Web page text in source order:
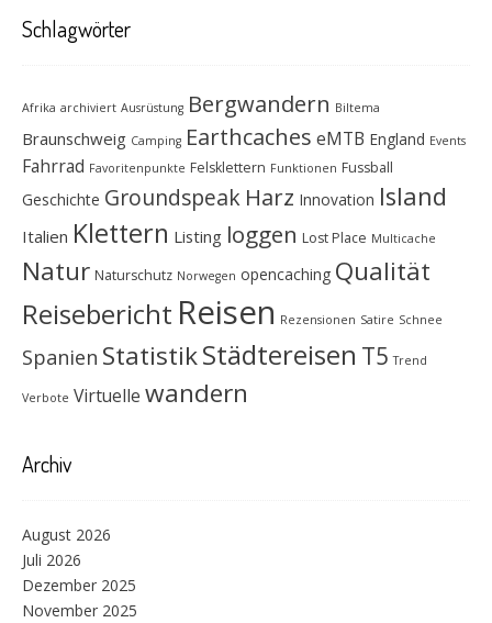
Schlagwörter
Afrika archiviert Ausrüstung Bergwandern Biltema
Braunschweig Camping Earthcaches eMTB England Events
Fahrrad Favoritenpunkte Felsklettern Funktionen Fussball
Geschichte Groundspeak Harz Innovation Island
Italien Klettern Listing loggen Lost Place Multicache
Natur Naturschutz Norwegen opencaching Qualität
Reisebericht Reisen Rezensionen Satire Schnee
Spanien StatistikStädtereisen T5 Trend
Verbote Virtuelle wandern
Archiv
August 2026
Juli 2026
Dezember 2025
November 2025